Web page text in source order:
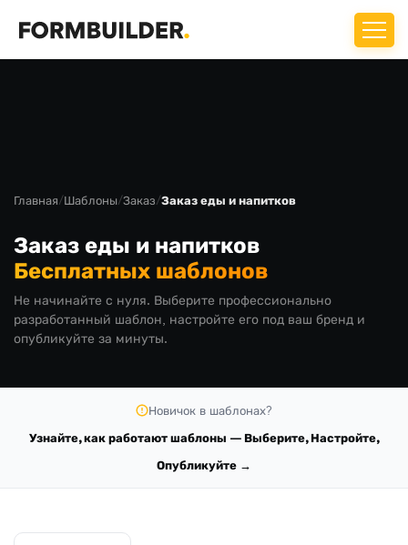
Главная/Шаблоны/Заказ/Заказ еды и напитков
Заказ еды и напитков
Бесплатных шаблонов
Не начинайте с нуля. Выберите профессионально
разработанный шаблон, настройте его под ваш бренд и
опубликуйте за минуты.
Новичок в шаблонах?
Узнайте, как работают шаблоны — Выберите, Настройте,
Опубликуйте →